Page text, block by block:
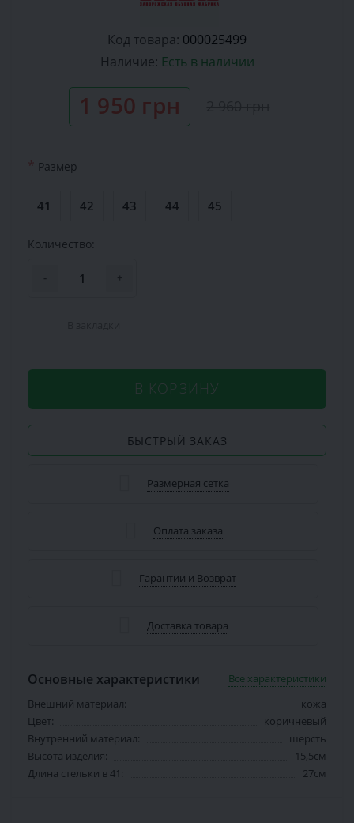
Код товара: 000025499
Наличие: Есть в наличии
1 950 грн
* Размер
41 42 43 44 45
Количество:
- +
В КОРЗИНУ
БЫСТРЫЙ ЗАКАЗ
Размерная сетка
Оплата заказа
Гарантии и Возврат
Доставка товара
Основные характеристики
Все характеристики
Внешний материал:
кожа
Цвет:
коричневый
Внутренний материал:
шерсть
Высота изделия:
15,5см
Длина стельки в 41:
27см